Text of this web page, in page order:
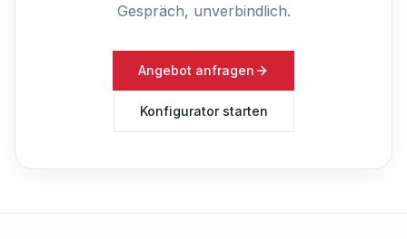
Gespräch, unverbindlich.
Angebot anfragen
Konfigurator starten